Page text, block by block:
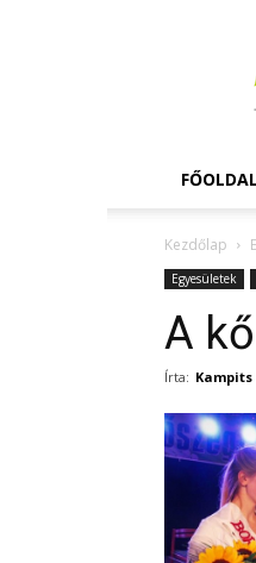
FŐOLDAL
Kezdőlap
Egyesületek
A
Írta: Kampits